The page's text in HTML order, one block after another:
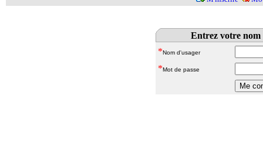
Entrez votre nom
*Nom d'usager
*Mot de passe